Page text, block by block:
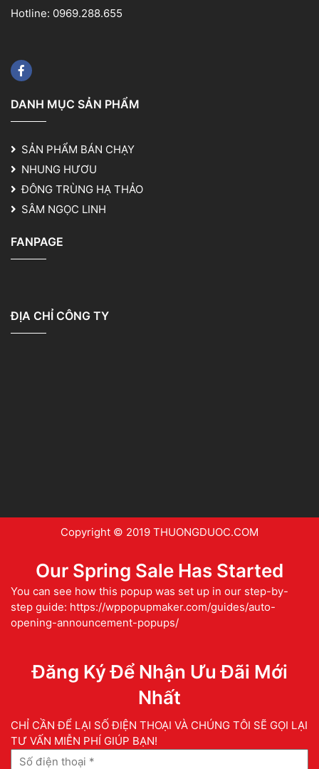
Hotline: 0969.288.655
DANH MỤC SẢN PHẨM
SẢN PHẨM BÁN CHẠY
NHUNG HƯƠU
ĐÔNG TRÙNG HẠ THẢO
SÂM NGỌC LINH
FANPAGE
ĐỊA CHỈ CÔNG TY
Copyright © 2019 THUONGDUOC.COM
Our Spring Sale Has Started
You can see how this popup was set up in our step-by-
step guide: https://wppopupmaker.com/guides/auto-
opening-announcement-popups/
Đăng Ký Để Nhận Ưu Đãi Mới
Nhất
CHỈ CẦN ĐỂ LẠI SỐ ĐIỆN THOẠI VÀ CHÚNG TÔI SẼ GỌI LẠI
TƯ VẤN MIỄN PHÍ GIÚP BẠN!